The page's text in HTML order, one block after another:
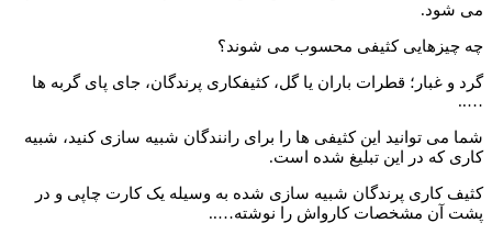
کثیفی محسوب می شوند؟
قطرات باران یا گل، کثیفکاری پرندگان، جای پای گربه ها
این کثیفی ها را برای رانندگان شبیه سازی کنید، شبیه
این تبلیغ شده است.
پرندگان شبیه سازی شده به وسیله یک کارت چاپی و در
کارواش را نوشته…..